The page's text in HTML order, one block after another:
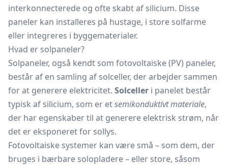
interkonnecterede og ofte skabt af silicium. Disse
paneler kan installeres på hustage, i store solfarme
eller integreres i byggematerialer.
Hvad er solpaneler?
Solpaneler, også kendt som fotovoltaiske (PV) paneler,
består af en samling af solceller, der arbejder sammen
for at generere elektricitet. Solceller i panelet består
typisk af silicium, som er etsemikonduktivt materiale,
der har egenskaber til at generere elektrisk strøm, når
det er eksponeret for sollys.
Fotovoltaiske systemer kan være små – som dem, der
bruges i bærbare solopladere – eller store, såsom